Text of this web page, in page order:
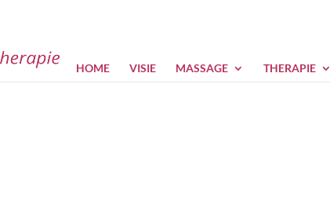
HOME VISIE MASSAGE THERAPIE